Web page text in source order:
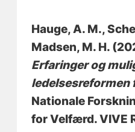
Hauge, A. M.,
Madsen, M. H.
Erfaringer og
ledelsesreformen
Nationale
for Velfærd. VIVE